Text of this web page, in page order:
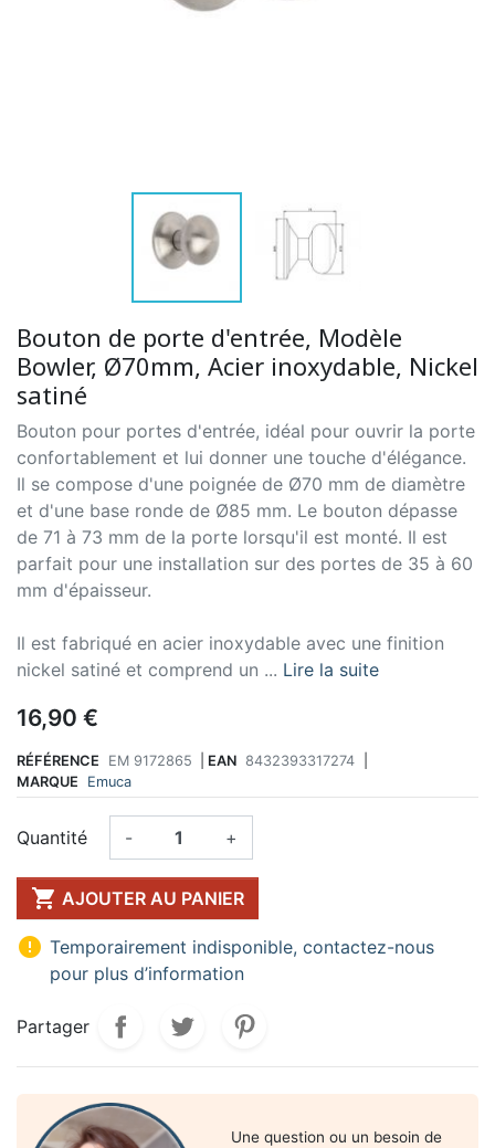
Bouton de porte d'entrée, Modèle
Bowler, Ø70mm, Acier inoxydable, Nickel
satiné
Bouton pour portes d'entrée, idéal pour ouvrir la porte
confortablement et lui donner une touche d'élégance.
Il se compose d'une poignée de Ø70 mm de diamètre
et d'une base ronde de Ø85 mm. Le bouton dépasse
de 71 à 73 mm de la porte lorsqu'il est monté. Il est
parfait pour une installation sur des portes de 35 à 60
mm d'épaisseur.
Il est fabriqué en acier inoxydable avec une finition
nickel satiné et comprend un ... Lire la suite
16,90 €
RÉFÉRENCE EM 9172865 EAN 8432393317274
MARQUE
Emuca
Quantité - +
 AJOUTER AU PANIER
 Temporairement indisponible, contactez-nous
pour plus d’information
Partager
Une question ou un besoin de